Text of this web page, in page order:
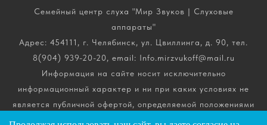
Семейный центр слуха "Мир Звуков | Слуховые
аппараты"
Адрес: 454111, г. Челябинск, ул. Цвиллинга, д. 90, тел.
8(904) 939-20-20, email: Info.mirzvukoff@mail.ru
Информация на сайте носит исключительно
информационный характер и ни при каких условиях не
является публичной офертой, определяемой положениями
ч. 2 ст. 437 Гражданского кодекса РФ. Получить